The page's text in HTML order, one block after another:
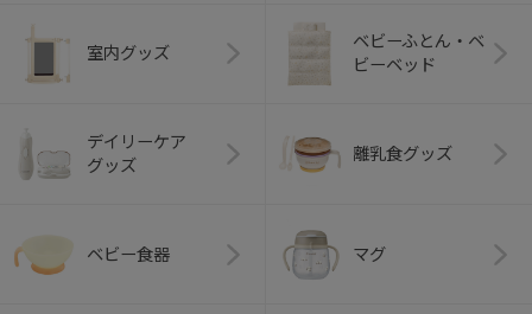
室内グッズ
ベビーふとん・ベ
ビーベッド
デイリーケア
グッズ
離乳食グッズ
ベビー食器 マグ